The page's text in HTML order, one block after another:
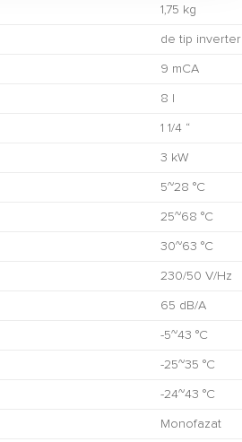
1,75 kg
de tip inverter
9 mCA
8 l
1 1/4 “
3 kW
5~28 °C
25~68 °C
30~63 °C
230/50 V/Hz
65 dB/A
-5~43 °C
-25~35 °C
-24~43 °C
Monofazat